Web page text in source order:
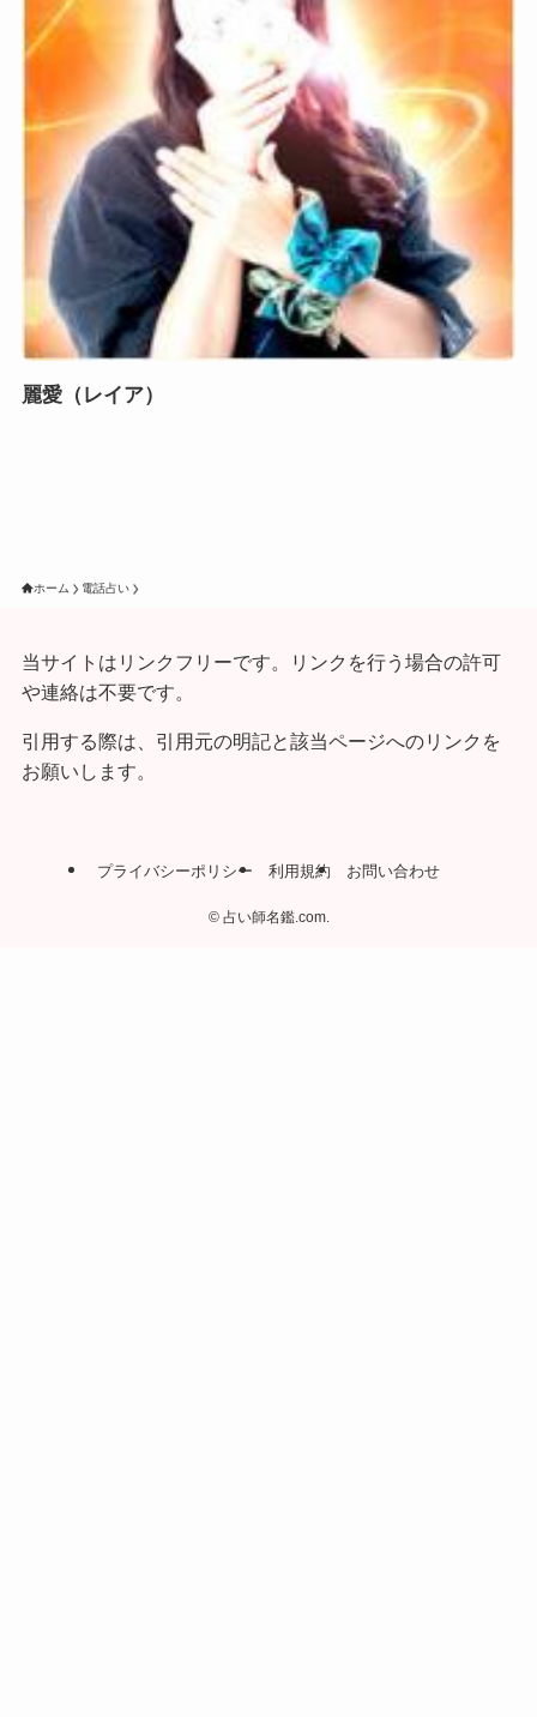
麗愛（レイア）
ホーム 電話占い
当サイトはリンクフリーです。リンクを行う場合の許可
や連絡は不要です。
引用する際は、引用元の明記と該当ページへのリンクを
お願いします。
プライバシーポリシー 利用規約 お問い合わせ
©占い師名鑑.com.